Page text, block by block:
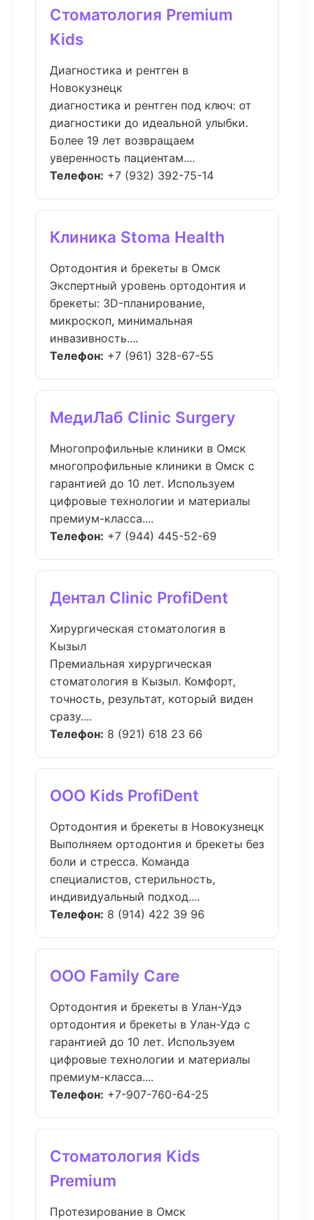
Стоматология Premium
Kids
Диагностика и рентген в
Новокузнецк
диагностика и рентген под ключ: от
диагностики до идеальной улыбки.
Более 19 лет возвращаем
уверенность пациентам....
Телефон: +7 (932) 392-75-14
Клиника Stoma Health
Ортодонтия и брекеты в Омск
Экспертный уровень ортодонтия и
брекеты: 3D-планирование,
микроскоп, минимальная
инвазивность....
Телефон: +7 (961) 328-67-55
МедиЛаб Clinic Surgery
Многопрофильные клиники в Омск
многопрофильные клиники в Омск с
гарантией до 10 лет. Используем
цифровые технологии и материалы
премиум-класса....
Телефон: +7 (944) 445-52-69
Дентал Clinic ProfiDent
Хирургическая стоматология в
Кызыл
Премиальная хирургическая
стоматология в Кызыл. Комфорт,
точность, результат, который виден
сразу....
Телефон: 8 (921) 618 23 66
ООО Kids ProfiDent
Ортодонтия и брекеты в Новокузнецк
Выполняем ортодонтия и брекеты без
боли и стресса. Команда
специалистов, стерильность,
индивидуальный подход....
Телефон: 8 (914) 422 39 96
ООО Family Care
Ортодонтия и брекеты в Улан-Удэ
ортодонтия и брекеты в Улан-Удэ с
гарантией до 10 лет. Используем
цифровые технологии и материалы
премиум-класса....
Телефон: +7-907-760-64-25
Стоматология Kids
Premium
Протезирование в Омск